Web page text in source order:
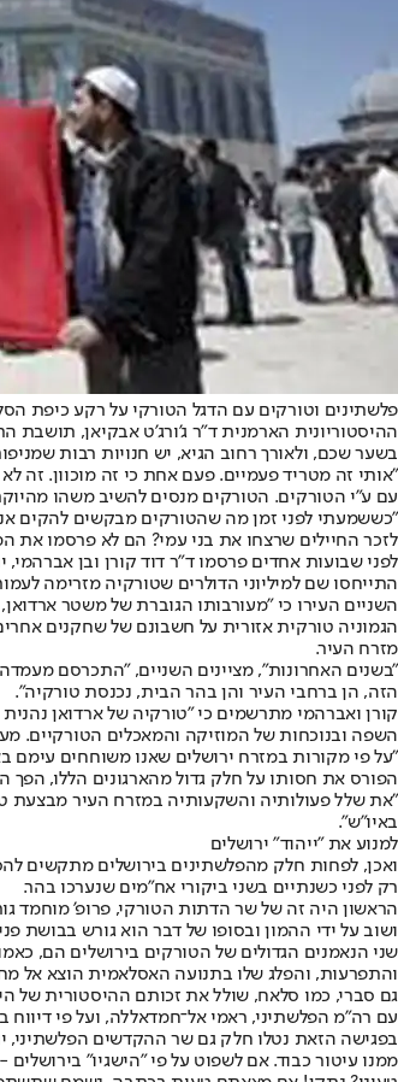
פלשתינים וטורקים עם הדגל הטורקי על רקע כיפת
ההיסטוריונית הארמנית ד"ר ג'ורג'ט אבקיאן, תושבת
בשער שכם, ולאורך רחוב הגיא, יש חנויות רבות
"אותי זה מטריד פעמיים. פעם אחת כי זה מוכוון. זה
עם ע"י הטורקים. הטורקים מנסים להשיב משהו מהיוקרה ומההשפעה שהם
"כששמעתי לפני זמן מה שהטורקים מבקשים להקים
לזכר החיילים שרצחו את בני עמי? הם לא פרסמו את
לפני שבועות אחדים פרסמו ד"ר דוד קורן ובן
התייחסו שם למיליוני הדולרים שטורקיה מזרימה
השניים העירו כי "מעורבותו הגוברת של משטר
הגמוניה טורקית אזורית על חשבונם של שחקנים
מזרח העיר.
הזה, הן ברחבי העיר והן בהר הבית, נכנסת טורקיה".
קורן ואברהמי מתרשמים כי "טורקיה של ארדואן
השפה ובנוכחות של המוזיקה והמאכלים הטורקיים.
"על פי מקורות במזרח ירושלים שאנו משוחחים עימם
הפורס את חסותו על חלק גדול מהארגונים הללו,
"את שלל פעולותיה והשקעותיה במזרח העיר מבצעת
באיו"ש".
למנוע את "ייהוד" ירושלים
ואכן, לפחות חלק מהפלשתינים בירושלים מתקשים
רק לפני כשנתיים בשני ביקורי אח"מים שנערכו בהר.
הראשון היה זה של שר הדתות הטורקי, פרופ' מוחמד
ושוב על ידי ההמון ובסופו של דבר הוא גורש בבושת
שני הנאמנים הגדולים של הטורקים בירושלים הם,
והתפרעות, והפלג שלו בתנועה האסלאמית הוצא אל
גם סברי, כמו סלאח, שולל את זכותם ההיסטורית של
עם רה"מ הפלשתיני, ראמי אל־חמדאללה, ועל פי דיווח
בפגישה הזאת נטלו חלק גם שר ההקדשים הפלשתיני,
ממנו עיטור כבוד. אם לשפוט על פי "הישגיו" בירושלים -